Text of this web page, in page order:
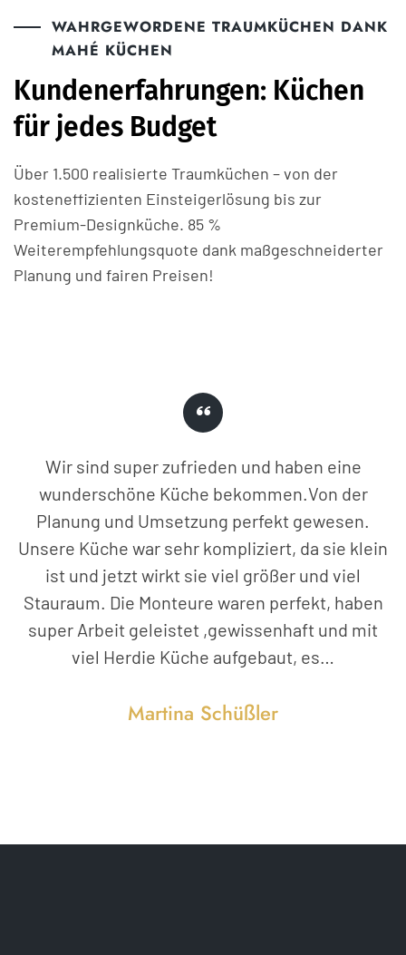
WAHRGEWORDENE TRAUMKÜCHEN DANK
MAHÉ KÜCHEN
Kundenerfahrungen: Küchen
für jedes Budget
Über 1.500 realisierte Traumküchen – von der
kosteneffizienten Einsteigerlösung bis zur
Premium-Designküche. 85 %
Weiterempfehlungsquote dank maßgeschneiderter
Planung und fairen Preisen!
Wir sind super zufrieden und haben eine
wunderschöne Küche bekommen.Von der
Planung und Umsetzung perfekt gewesen.
Unsere Küche war sehr kompliziert, da sie klein
ist und jetzt wirkt sie viel größer und viel
Stauraum. Die Monteure waren perfekt, haben
super Arbeit geleistet ,gewissenhaft und mit
viel Herdie Küche aufgebaut, es…
Martina Schüßler